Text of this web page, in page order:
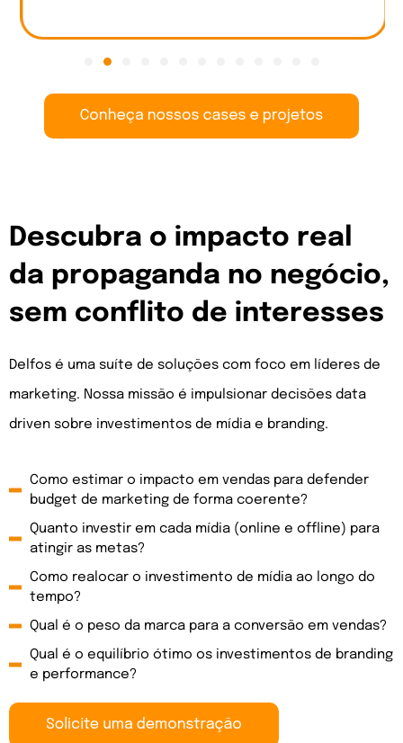
Descubra o impacto real
da propaganda no negócio,
sem conflito de interesses
Delfos é uma suíte de soluções com foco em líderes de
marketing. Nossa missão é impulsionar decisões data
driven sobre investimentos de mídia e branding.
Como estimar o impacto em vendas para defender
budget de marketing de forma coerente?
Quanto investir em cada mídia (online e offline) para
atingir as metas?
Como realocar o investimento de mídia ao longo do
tempo?
Qual é o peso da marca para a conversão em vendas?
Qual é o equilíbrio ótimo os investimentos de branding
e performance?